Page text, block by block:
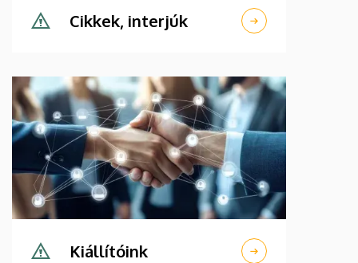
Cikkek, interjúk
Kiállítóink